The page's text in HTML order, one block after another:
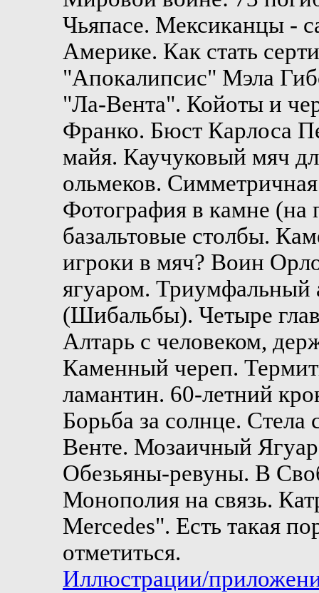
Чьяпасе. Мексиканцы -
Америке. Как стать
"Апокалипсис" Мэла
"Ла-Вента". Койоты и
Франко. Бюст Карлоса
майя. Каучуковый мяч
ольмеков.
Фотография в камне
базальтовые столбы.
игроки в мяч? Воин
ягуаром. Триумфальный
(Шибальбы). Четыре
Алтарь с человеком,
Каменный череп.
ламантин. 60-летний
Борьба за солнце.
Венте. Мозаичный
Обезьяны-ревуны. В
Монополия на связь.
Merсedes". Есть такая
отметиться.
Иллюстрации/